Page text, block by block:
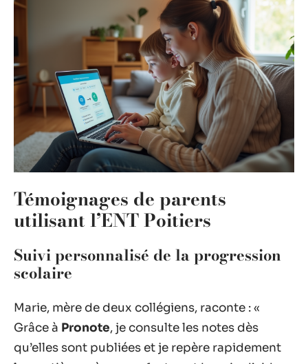
Témoignages de parents
utilisant l’ENT Poitiers
Suivi personnalisé de la progression
scolaire
Marie, mère de deux collégiens, raconte : «
Grâce à Pronote, je consulte les notes dès
qu’elles sont publiées et je repère rapidement